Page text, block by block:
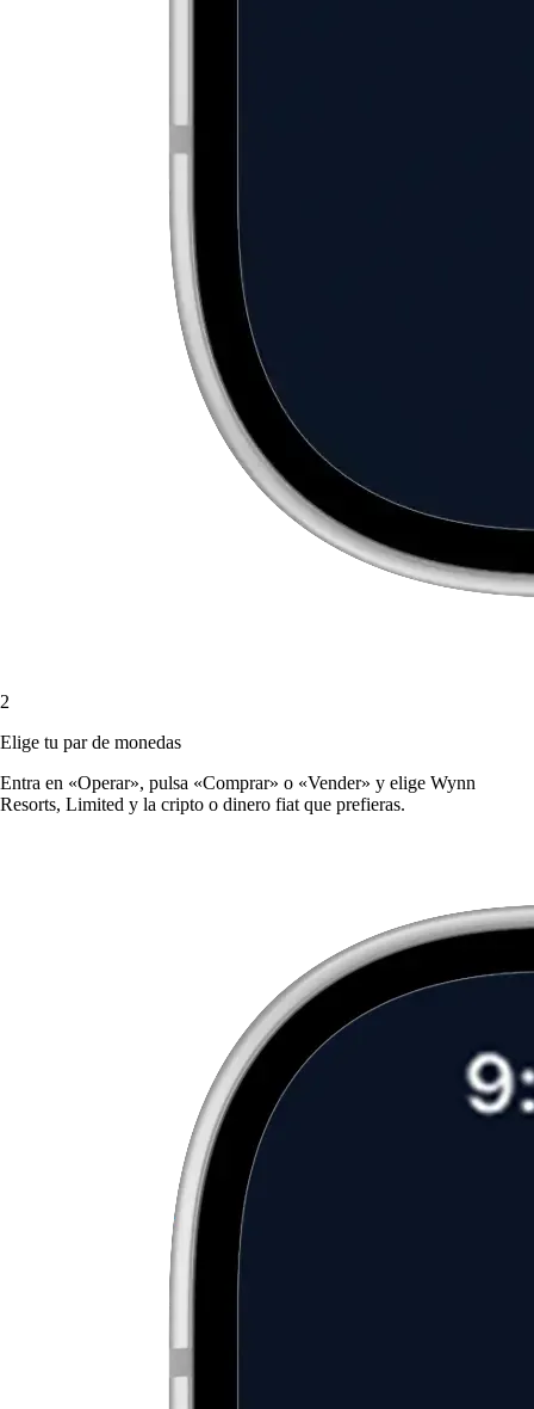
2
Elige tu par de monedas
Entra en «Operar», pulsa «Comprar» o «Vender» y elige Wynn
Resorts, Limited y la cripto o dinero fiat que prefieras.